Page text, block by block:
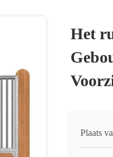
Het
Plaats